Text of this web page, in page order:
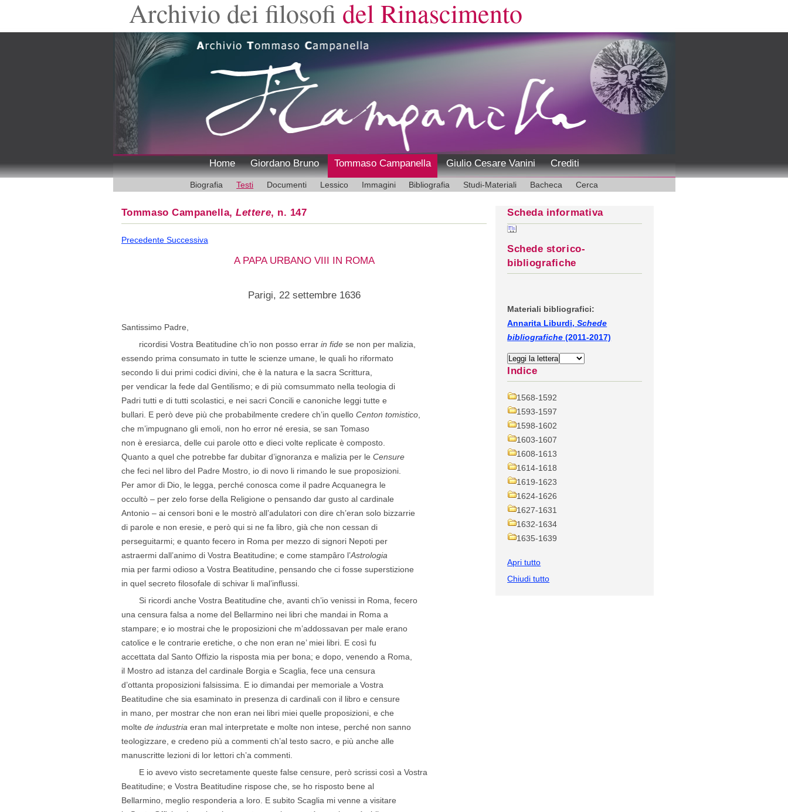
Archivio dei filosofi del Rinascimento
Home Giordano Bruno Tommaso Campanella Giulio Cesare Vanini Crediti
Biografia Testi Documenti Lessico Immagini Bibliografia Studi-Materiali Bacheca Cerca
Tommaso Campanella,Lettere, n. 147
Precedente Successiva
A PAPA URBANO VIII IN ROMA
Parigi, 22 settembre 1636
Santissimo Padre,
ricordisi Vostra Beatitudine ch’io non posso errar in fide se non per malizia,
essendo prima consumato in tutte le scienze umane, le quali ho riformato
secondo li dui primi codici divini, che è la natura e la sacra Scrittura,
per vendicar la fede dal Gentilismo; e di più comsummato nella teologia di
Padri tutti e di tutti scolastici, e nei sacri Concili e canoniche leggi tutte e
bullari. E però deve più che probabilmente credere ch’in quello Centon tomistico,
che m’impugnano gli emoli, non ho error né eresia, se san Tomaso
non è eresiarca, delle cui parole otto e dieci volte replicate è composto.
Quanto a quel che potrebbe far dubitar d’ignoranza e malizia per le Censure
che feci nel libro del Padre Mostro, io di novo li rimando le sue proposizioni.
Per amor di Dio, le legga, perché conosca come il padre Acquanegra le
occultò – per zelo forse della Religione o pensando dar gusto al cardinale
Antonio – ai censori boni e le mostrò all’adulatori con dire ch’eran solo bizzarrie
di parole e non eresie, e però qui si ne fa libro, già che non cessan di
perseguitarmi; e quanto fecero in Roma per mezzo di signori Nepoti per
astraermi dall’animo di Vostra Beatitudine; e come stampâro l’Astrologia
mia per farmi odioso a Vostra Beatitudine, pensando che ci fosse superstizione
in quel secreto filosofale di schivar li mal’influssi.
Si ricordi anche Vostra Beatitudine che, avanti ch’io venissi in Roma, fecero
una censura falsa a nome del Bellarmino nei libri che mandai in Roma a
stampare; e io mostrai che le proposizioni che m’addossavan per male erano
catolice e le contrarie eretiche, o che non eran ne’ miei libri. E così fu
accettata dal Santo Offizio la risposta mia per bona; e dopo, venendo a Roma,
il Mostro ad istanza del cardinale Borgia e Scaglia, fece una censura
d’ottanta proposizioni falsissima. E io dimandai per memoriale a Vostra
Beatitudine che sia esaminato in presenza di cardinali con il libro e censure
in mano, per mostrar che non eran nei libri miei quelle proposizioni, e che
molte de industria eran mal interpretate e molte non intese, perché non sanno
teologizzare, e credeno più a commenti ch’al testo sacro, e più anche alle
manuscritte lezioni di lor lettori ch’a commenti.
E io avevo visto secretamente queste false censure, però scrissi così a Vostra
Beatitudine; e Vostra Beatitudine rispose che, se ho risposto bene al
Bellarmino, meglio responderia a loro. E subito Scaglia mi venne a visitare
Scheda informativa
Schede storico-
bibliografiche
Materiali bibliografici:
Annarita Liburdi,Schede
bibliografiche (2011-2017)
Indice
1568-1592
1593-1597
1598-1602
1603-1607
1608-1613
1614-1618
1619-1623
1624-1626
1627-1631
1632-1634
1635-1639
Apri tutto
Chiudi tutto